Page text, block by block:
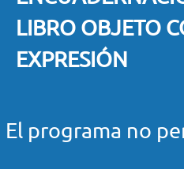
LIBRO OBJETO
EXPRESIÓN
El programa no